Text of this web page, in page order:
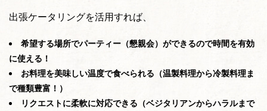
出張ケータリングを活用すれば、
希望する場所でパーティー（懇親会）ができるので時間を有効
に使える！
お料理を美味しい温度で食べられる（温製料理から冷製料理ま
で種類豊富！）
リクエストに柔軟に対応できる（ベジタリアンからハラルまで